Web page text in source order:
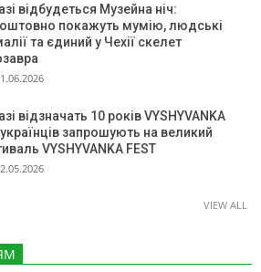
відбудеться Музейна ніч:
покажуть мумію, людські
та єдиний у Чехії скелет
відзначать 10 років VYSHYVANKA
українців запрошують на великий
VYSHYVANKA FEST
VIEW ALL